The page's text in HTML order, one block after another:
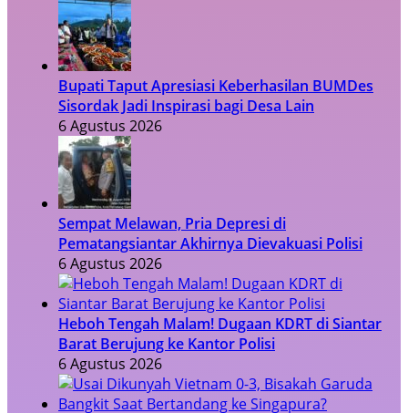
Bupati Taput Apresiasi Keberhasilan BUMDes
Sisordak Jadi Inspirasi bagi Desa Lain
6 Agustus 2026
Sempat Melawan, Pria Depresi di
Pematangsiantar Akhirnya Dievakuasi Polisi
6 Agustus 2026
Heboh Tengah Malam! Dugaan KDRT di Siantar
Barat Berujung ke Kantor Polisi
6 Agustus 2026